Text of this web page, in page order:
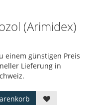
(Arimidex)
einem günstigen Preis
Lieferung in